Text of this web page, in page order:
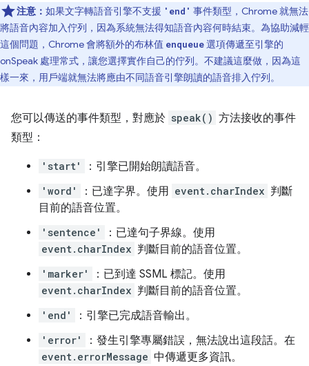
注意： 如果文字轉語音引擎不支援 'end' 事件類型，Chrome 就無法
將語音內容加入佇列，因為系統無法得知語音內容何時結束。為協助減輕
這個問題，Chrome 會將額外的布林值 enqueue選項傳遞至引擎的
onSpeak 處理常式，讓您選擇實作自己的佇列。不建議這麼做，因為這
樣一來，用戶端就無法將應由不同語音引擎朗讀的語音排入佇列。
您可以傳送的事件類型，對應於 speak() 方法接收的事件
類型：
'start' ：引擎已開始朗讀語音。
'word' ：已達字界。使用 event.charIndex 判斷
目前的語音位置。
'sentence' ：已達句子界線。使用
event.charIndex 判斷目前的語音位置。
'marker' ：已到達 SSML 標記。使用
event.charIndex 判斷目前的語音位置。
'end' ：引擎已完成語音輸出。
'error' ：發生引擎專屬錯誤，無法說出這段話。在
event.errorMessage 中傳遞更多資訊。